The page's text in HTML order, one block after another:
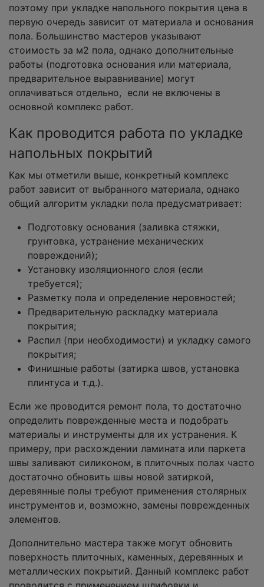
поэтому при укладке напольного покрытия цена в
первую очередь зависит от материала и основания
пола. Большинство мастеров указывают
стоимость за м2 пола, однако дополнительные
работы (подготовка основания или материала,
предварительное выравнивание) могут
оплачиваться отдельно, если не включены в
основной комплекс работ.
Как проводится работа по укладке
напольных покрытий
Как мы отметили выше, конкретный комплекс
работ зависит от выбранного материала, однако
общий алгоритм укладки пола предусматривает:
Подготовку основания (заливка стяжки,
грунтовка, устранение механических
повреждений);
Установку изоляционного слоя (если
требуется);
Разметку пола и определение неровностей;
Предварительную раскладку материала
покрытия;
Распил (при необходимости) и укладку самого
покрытия;
Финишные работы (затирка швов, установка
плинтуса и т.д.).
Если же проводится ремонт пола, то достаточно
определить поврежденные места и подобрать
материалы и инструменты для их устранения. К
примеру, при расхождении ламината или паркета
швы заливают силиконом, в плиточных полах часто
достаточно обновить швы новой затиркой,
деревянные полы требуют применения столярных
инструментов и, возможно, замены поврежденных
элементов.
Дополнительно мастера также могут обновить
поверхность плиточных, каменных, деревянных и
металлических покрытий. Данный комплекс работ